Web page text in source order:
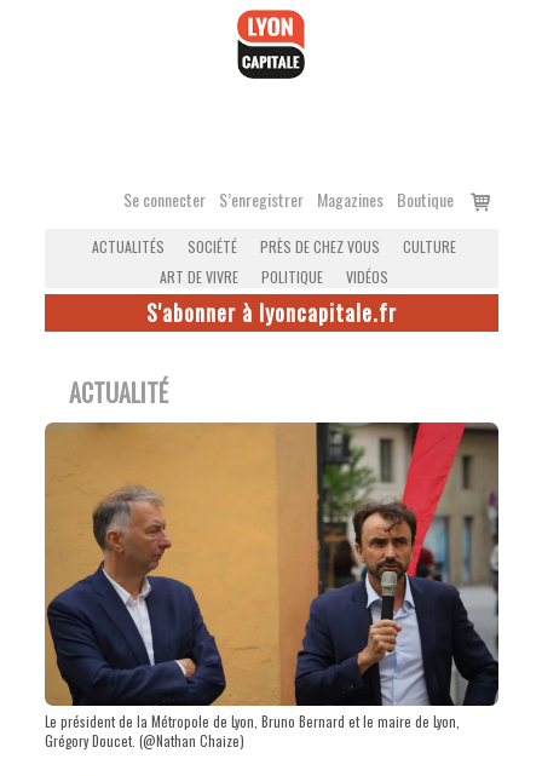
Se connecter S’enregistrer Magazines Boutique
Voir
ACTUALITÉS SOCIÉTÉ PRÈS DE CHEZ VOUS
CULTURE
ART DE VIVRE
POLITIQUE VIDÉOS
S'abonner à lyoncapitale.fr
ACTUALITÉ
Le président de la Métropole de Lyon, Bruno Bernard et le maire de Lyon,
Grégory Doucet. (@Nathan Chaize)